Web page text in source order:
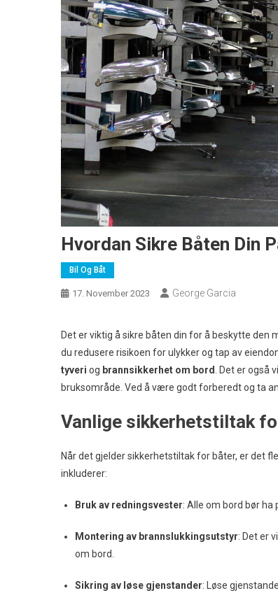
Hvordan Sikre Båten Din
Bil Og Båt
17. November 2023 George Garcia
Det er viktig å sikre båten din for å beskytte den
du redusere risikoen for ulykker og tap av
tyveri og brannsikkerhet om bord
. Det er
bruksområde. Ved å være godt forberedt og ta
Vanlige sikkerhetstiltak
Når det gjelder sikkerhetstiltak for båter, er det
inkluderer:
Bruk av redningsvester: Alle om bord bør
Montering av brannslukkingsutstyr: Det er
om bord.
Sikring av løse gjenstander: Løse